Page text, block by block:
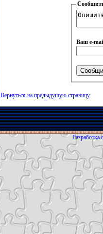
Ваш e-
Вернуться на предыдущую страницу
Разработка